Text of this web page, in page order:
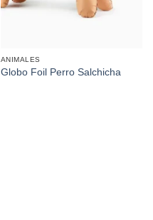
ANIMALES
Globo Foil Perro Salchicha